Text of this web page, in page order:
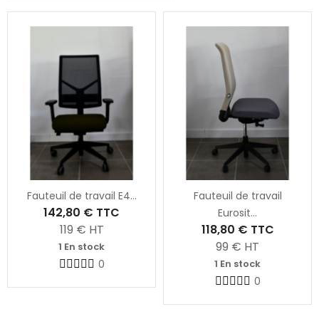
Fauteuil de travail E4...
142,80 € TTC
119 € HT
1 En stock
0
Fauteuil de travail
Eurosit...
118,80 € TTC
99 € HT
1 En stock
0